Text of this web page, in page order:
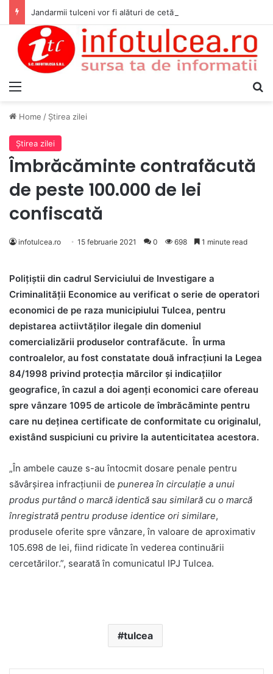
Home / Ştirea zilei
Ştirea zilei
Îmbrăcăminte contrafăcută
de peste 100.000 de lei
confiscată
infotulcea.ro 15 februarie 2021 0 698 1 minute read
Polițiștii din cadrul Serviciului de Investigare a
Criminalității Economice au verificat o serie de operatori
economici de pe raza municipiului Tulcea, pentru
depistarea actiivtăților ilegale din domeniul
comercializării produselor contrafăcute. În urma
controalelor, au fost constatate două infracțiuni la Legea
84/1998 privind protecția mărcilor și indicațiilor
geografice, în cazul a doi agenți economici care ofereau
spre vânzare 1095 de articole de îmbrăcăminte pentru
care nu deținea certificate de conformitate cu originalul,
existând suspiciuni cu privire la autenticitatea acestora.
„În ambele cauze s-au întocmit dosare penale pentru
săvârșirea infracțiunii de punerea în circulație a unui
produs purtând o marcă identică sau similară cu o marcă
înregistrată pentru produse identice ori similare,
produsele oferite spre vânzare, în valoare de aproximativ
105.698 de lei, fiind ridicate în vederea continuării
cercetărilor.”, searată în comunicatul IPJ Tulcea.
tulcea